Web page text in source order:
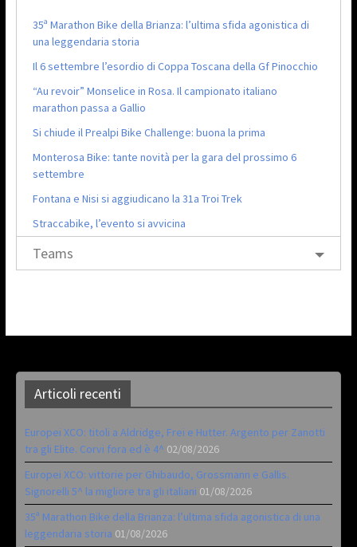
35ª Marathon Bike della Brianza: l’ultima sfida agonistica di
una leggendaria storia
Il 6 settembre l’esordio di Coppa Toscana della Gf Pinocchio
“Au revoir” Monselice in Rosa. Il campionato italiano
marathon passa a Gallio
Si chiude il Prealpi Bike Challenge: buona la prima
Monterosa Bike: tante novità per la gara del prossimo 6
settembre
Fontana e Nisi si aggiudicano la 31a Troi Trek
Straccabike, l’evento si avvicina
Teams
Articoli recenti
Europei XCO: titoli a Aldridge, Frei e Hutter. Argento per Zanotti
tra gli Elite. Corvi fora ed è 4^ 02/08/2026
Europei XCO: vittorie per Ghibaudo, Grossmann e Gallis.
Signorelli 5^ la migliore tra gli italiani 01/08/2026
35ª Marathon Bike della Brianza: l’ultima sfida agonistica di una
leggendaria storia 01/08/2026